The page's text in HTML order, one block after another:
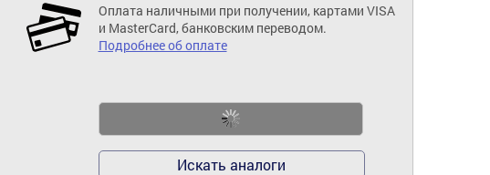
Оплата наличными при получении, картами VISA
и MasterCard, банковским переводом.
Подробнее об оплате
Искать аналоги